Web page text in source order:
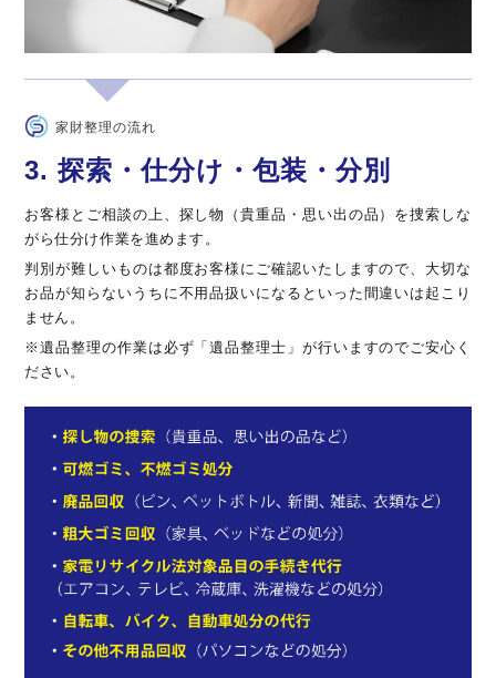
家財整理の流れ
3. 探索・仕分け・包装・分別
お客様とご相談の上、探し物（貴重品・思い出の品）を捜索しな
がら仕分け作業を進めます。
判別が難しいものは都度お客様にご確認いたしますので、大切な
お品が知らないうちに不用品扱いになるといった間違いは起こり
ません。
※遺品整理の作業は必ず「遺品整理士」が行いますのでご安心く
ださい。